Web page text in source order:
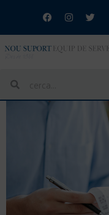
ETIQUETA:
COHERÈNCIA